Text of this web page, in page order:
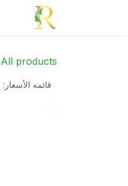
تخطي للذهاب إلى المحتوى
All products
قائمه الأسعار: